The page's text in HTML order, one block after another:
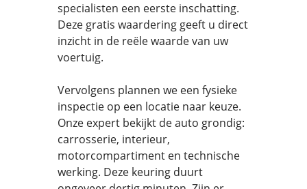
specialisten een eerste inschatting.
Deze gratis waardering geeft u direct
inzicht in de reële waarde van uw
voertuig.
Vervolgens plannen we een fysieke
inspectie op een locatie naar keuze.
Onze expert bekijkt de auto grondig:
carrosserie, interieur,
motorcompartiment en technische
werking. Deze keuring duurt